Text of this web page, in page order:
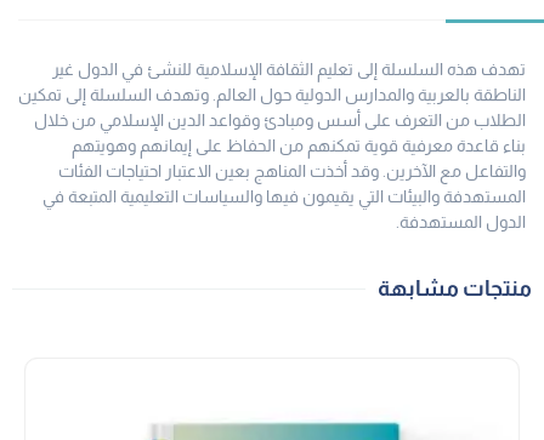
تهدف هذه السلسلة إلى تعليم الثقافة الإسلامية للنشئ في الدول غير
الناطقة بالعربية والمدارس الدولية حول العالم. وتهدف السلسلة إلى تمكين
الطلاب من التعرف على أسس ومبادئ وقواعد الدين الإسلامي من خلال
بناء قاعدة معرفية قوية تمكنهم من الحفاظ على إيمانهم وهويتهم
والتفاعل مع الآخرين. وقد أخذت المناهج بعين الاعتبار احتياجات الفئات
المستهدفة والبيئات التي يقيمون فيها والسياسات التعليمية المتبعة في
الدول المستهدفة.
منتجات مشابهة